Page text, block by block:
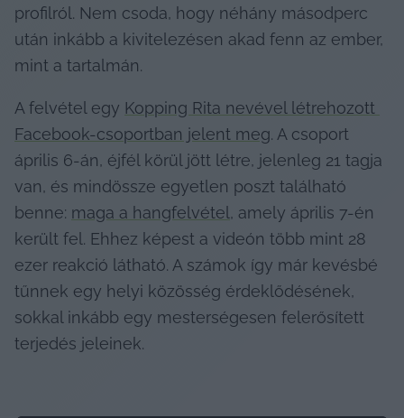
profilról. Nem csoda, hogy néhány másodperc
után inkább a kivitelezésen akad fenn az ember,
mint a tartalmán.
A felvétel egy Kopping Rita nevével létrehozott
Facebook-csoportban jelent meg. A csoport
április 6-án, éjfél körül jött létre, jelenleg 21 tagja
van, és mindössze egyetlen poszt található
benne: maga a hangfelvétel, amely április 7-én
került fel. Ehhez képest a videón több mint 28
ezer reakció látható. A számok így már kevésbé
tűnnek egy helyi közösség érdeklődésének,
sokkal inkább egy mesterségesen felerősített
terjedés jeleinek.